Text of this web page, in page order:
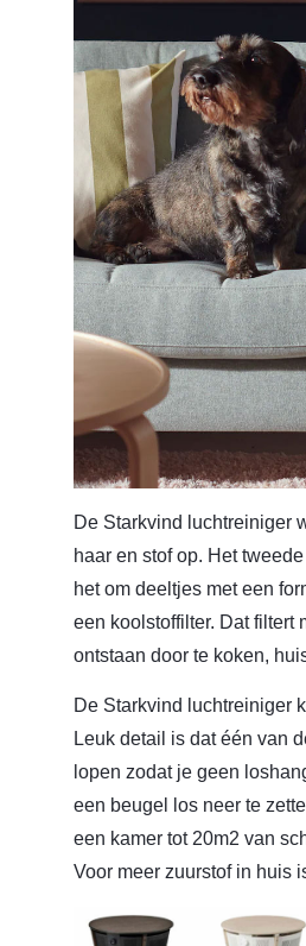
De Starkvind luchtreiniger
haar en stof op. Het
het om deeltjes met een
een koolstoffilter. Dat filtert
ontstaan door te koken,
De Starkvind luchtreiniger
Leuk detail is dat één van
lopen zodat je geen
een beugel los neer te
een kamer tot 20m2 van
Voor meer zuurstof in huis